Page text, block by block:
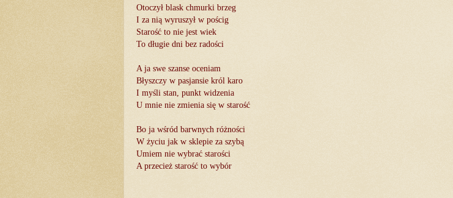
Otoczył blask chmurki brzeg
I za nią wyruszył w pościg
Starość to nie jest wiek
To długie dni bez radości
A ja swe szanse oceniam
Błyszczy w pasjansie król karo
I myśli stan, punkt widzenia
U mnie nie zmienia się w starość
Bo ja wśród barwnych różności
W życiu jak w sklepie za szybą
Umiem nie wybrać starości
A przecież starość to wybór